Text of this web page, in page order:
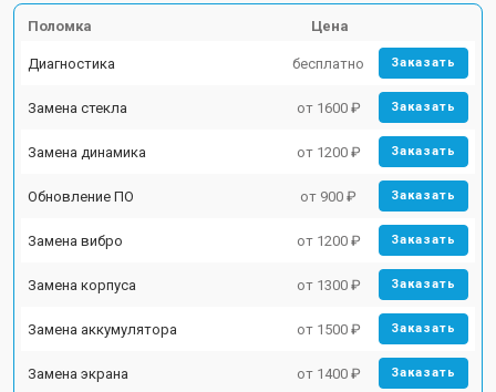
Поломка Цена
Диагностика бесплатно Заказать
Замена стекла от 1600 ₽ Заказать
Замена динамика от 1200 ₽ Заказать
Обновление ПО от 900 ₽ Заказать
Замена вибро от 1200 ₽ Заказать
Замена корпуса от 1300 ₽ Заказать
Замена аккумулятора от 1500 ₽ Заказать
Замена экрана от 1400 ₽ Заказать